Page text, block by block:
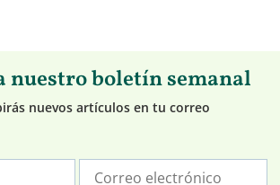
nuestro boletín semanal
nuevos artículos en tu correo